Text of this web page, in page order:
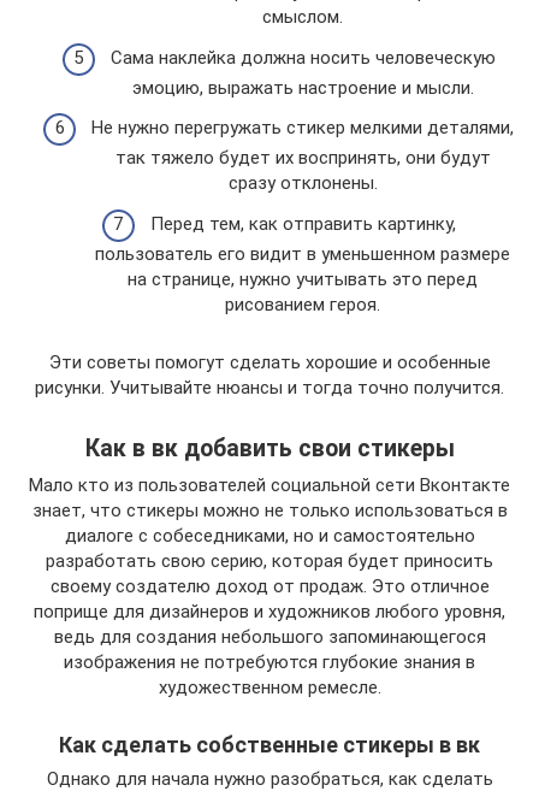
смыслом.
Сама наклейка должна носить человеческую
эмоцию, выражать настроение и мысли.
Не нужно перегружать стикер мелкими деталями,
так тяжело будет их воспринять, они будут
сразу отклонены.
Перед тем, как отправить картинку,
пользователь его видит в уменьшенном размере
на странице, нужно учитывать это перед
рисованием героя.
Эти советы помогут сделать хорошие и особенные
рисунки. Учитывайте нюансы и тогда точно получится.
Как в вк добавить свои стикеры
Мало кто из пользователей социальной сети Вконтакте
знает, что стикеры можно не только использоваться в
диалоге с собеседниками, но и самостоятельно
разработать свою серию, которая будет приносить
своему создателю доход от продаж. Это отличное
поприще для дизайнеров и художников любого уровня,
ведь для создания небольшого запоминающегося
изображения не потребуются глубокие знания в
художественном ремесле.
Как сделать собственные стикеры в вк
Однако для начала нужно разобраться, как сделать